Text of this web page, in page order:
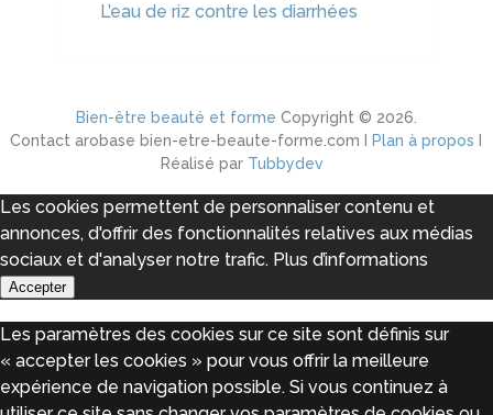
L’eau de riz contre les diarrhées
Bien-être beauté et forme Copyright © 2026.
Contact arobase bien-etre-beaute-forme.com I Plan à propos
Réalisé par Tubbydev
Les cookies permettent de personnaliser contenu et
annonces, d'offrir des fonctionnalités relatives aux médias
sociaux et d'analyser notre trafic. Plus d’informations
Accepter
Les paramètres des cookies sur ce site sont définis sur
« accepter les cookies » pour vous offrir la meilleure
expérience de navigation possible. Si vous continuez à